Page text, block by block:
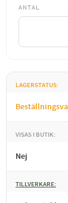
ANTAL
LAGERSTATUS
VISAS I BUTIK
Nej
TILLVERKARE